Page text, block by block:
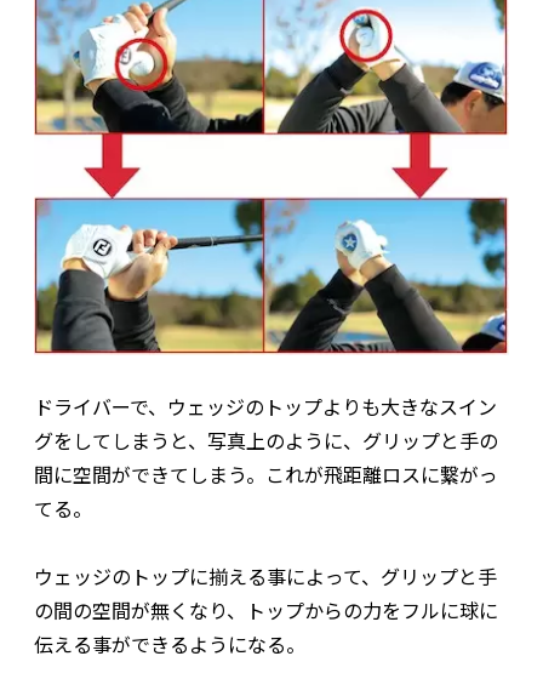
ドライバーで、ウェッジのトップよりも大きなスイン
グをしてしまうと、写真上のように、グリップと手の
間に空間ができてしまう。これが飛距離ロスに繋がっ
てる。
ウェッジのトップに揃える事によって、グリップと手
の間の空間が無くなり、トップからの力をフルに球に
伝える事ができるようになる。